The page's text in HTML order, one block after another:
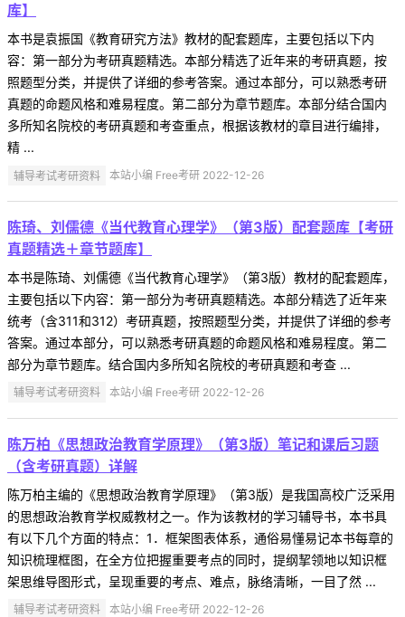
库】
本书是袁振国《教育研究方法》教材的配套题库，主要包括以下内
容：第一部分为考研真题精选。本部分精选了近年来的考研真题，按
照题型分类，并提供了详细的参考答案。通过本部分，可以熟悉考研
真题的命题风格和难易程度。第二部分为章节题库。本部分结合国内
多所知名院校的考研真题和考查重点，根据该教材的章目进行编排，
精 ...
辅导考试考研资料 本站小编 Free考研 2022-12-26
陈琦、刘儒德《当代教育心理学》（第3版）配套题库【考研
真题精选＋章节题库】
本书是陈琦、刘儒德《当代教育心理学》（第3版）教材的配套题库，
主要包括以下内容：第一部分为考研真题精选。本部分精选了近年来
统考（含311和312）考研真题，按照题型分类，并提供了详细的参考
答案。通过本部分，可以熟悉考研真题的命题风格和难易程度。第二
部分为章节题库。结合国内多所知名院校的考研真题和考查 ...
辅导考试考研资料 本站小编 Free考研 2022-12-26
陈万柏《思想政治教育学原理》（第3版）笔记和课后习题
（含考研真题）详解
陈万柏主编的《思想政治教育学原理》（第3版）是我国高校广泛采用
的思想政治教育学权威教材之一。作为该教材的学习辅导书，本书具
有以下几个方面的特点：1．框架图表体系，通俗易懂易记本书每章的
知识梳理框图，在全方位把握重要考点的同时，提纲挈领地以知识框
架思维导图形式，呈现重要的考点、难点，脉络清晰，一目了然 ...
辅导考试考研资料 本站小编 Free考研 2022-12-26